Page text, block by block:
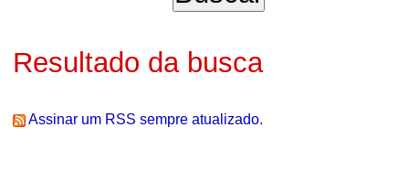
Resultado da busca
Assinar um RSS sempre atualizado.